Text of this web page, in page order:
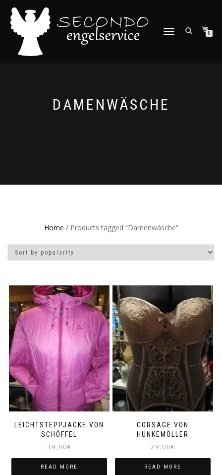
NAVIGATION
0
DAMENWÄSCHE
Home / Products tagged “Damenwäsche”
LEICHTSTEPPJACKE VON
SCHÖFFEL
39,00€
READ MORE
CORSAGE VON
HUNKEMÖLLER
29,00€
READ MORE